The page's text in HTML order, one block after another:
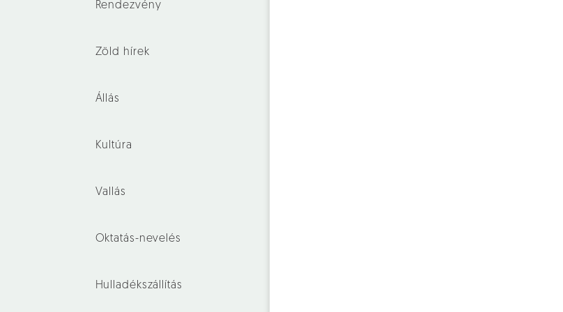
Rendezvény
Zöld hírek
Állás
Kultúra
Vallás
Oktatás-nevelés
Hulladékszállítás